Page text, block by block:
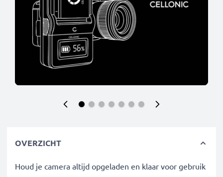
OVERZICHT
Houd je camera altijd opgeladen en klaar voor gebruik